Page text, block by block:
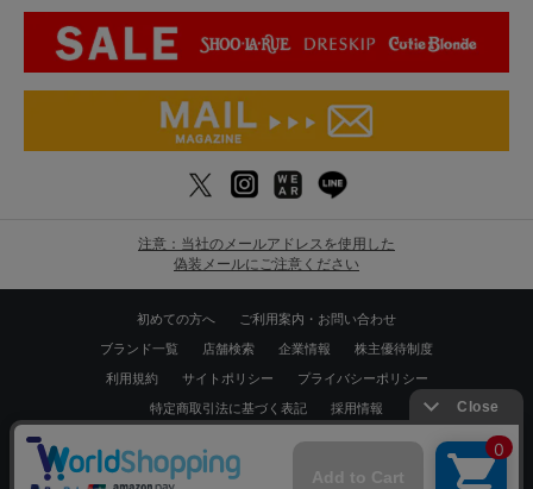
注意：当社のメールアドレスを使用した
偽装メールにご注意ください
初めての方へ ご利用案内・お問い合わせ
ブランド一覧 店舗検索 企業情報 株主優待制度
利用規約 サイトポリシー プライバシーポリシー
特定商取引法に基づく表記 採用情報
Copyrights © WORLD CO.,LTD. All rights reserved.